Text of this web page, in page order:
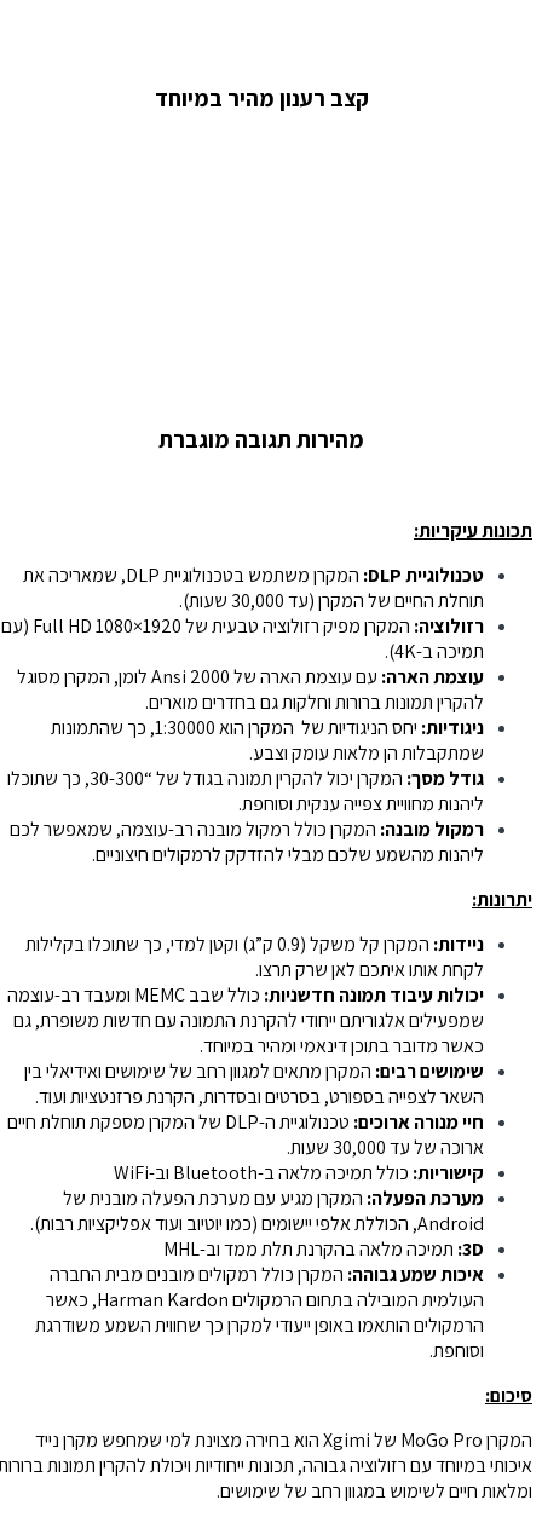
קצב רענון מהיר במיוחד
מהירות תגובה מוגברת
תכונות עיקריות:
טכנולוגיית DLP:
המקרן משתמש בטכנולוגיית DLP, שמאריכה את
תוחלת החיים של המקרן (עד 30,000 שעות).
רזולוציה:
המקרן מפיק רזולוציה טבעית של 1920×1080 Full HD (עם
תמיכה ב-4K).
עוצמת הארה:
עם עוצמת הארה של 2000 Ansi לומן, המקרן מסוגל
להקרין תמונות ברורות וחלקות גם בחדרים מוארים.
ניגודיות:
יחס הניגודיות של המקרן הוא 1:30000, כך שהתמונות
שמתקבלות הן מלאות עומק וצבע.
גודל מסך:
המקרן יכול להקרין תמונה בגודל של “30-300, כך שתוכלו
ליהנות מחוויית צפייה ענקית וסוחפת.
רמקול מובנה:המקרן כולל רמקול מובנה רב-עוצמה, שמאפשר לכם
ליהנות מהשמע שלכם מבלי להזדקק לרמקולים חיצוניים.
יתרונות:
ניידות:
המקרן קל משקל (0.9 ק”ג) וקטן למדי, כך שתוכלו בקלילות
לקחת אותו איתכם לאן שרק תרצו.
יכולות עיבוד תמונה חדשניות:
כולל שבב MEMC ומעבד רב-עוצמה
שמפעילים אלגוריתם ייחודי להקרנת התמונה עם חדשות משופרת, גם
כאשר מדובר בתוכן דינאמי ומהיר במיוחד.
שימושים רבים:המקרן מתאים למגוון רחב של שימושים ואידיאלי בין
השאר לצפייה בספורט, בסרטים ובסדרות, הקרנת פרזנטציות ועוד.
חיי מנורה ארוכים:
טכנולוגיית ה-DLP של המקרן מספקת תוחלת חיים
ארוכה של עד 30,000 שעות.
קישוריות:כולל תמיכה מלאה ב-Bluetooth וב-WiFi
מערכת הפעלה:המקרן מגיע עם מערכת הפעלה מובנית של
Android, הכוללת אלפי יישומים (כמו יוטיוב ועוד אפליקציות רבות).
3D: תמיכה מלאה בהקרנת תלת ממד וב-MHL
איכות שמע גבוהה:המקרן כולל רמקולים מובנים מבית החברה
העולמית המובילה בתחום הרמקולים Harman Kardon, כאשר
הרמקולים הותאמו באופן ייעודי למקרן כך שחווית השמע משודרגת
וסוחפת.
סיכום:
המקרן MoGo Pro של Xgimi הוא בחירה מצוינת למי שמחפש מקרן נייד
איכותי במיוחד עם רזולוציה גבוהה, תכונות ייחודיות ויכולת להקרין תמונות ברורות
ומלאות חיים לשימוש במגוון רחב של שימושים.